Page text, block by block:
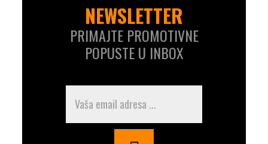
NEWSLETTER
PRIMAJTE PROMOTIVNE
POPUSTE U INBOX